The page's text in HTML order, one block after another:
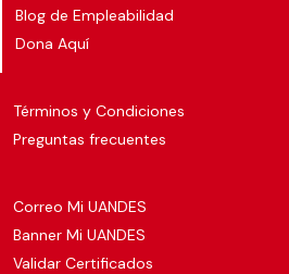
Blog de Empleabilidad
Dona Aquí
Términos y Condiciones
Preguntas frecuentes
Correo Mi UANDES
Banner Mi UANDES
Validar Certificados